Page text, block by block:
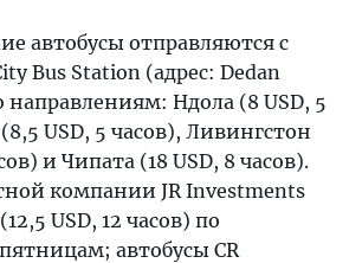
автобусы отправляются с
Bus Station (адрес: Dedan
направлениям: Ндола (8 USD, 5
USD, 5 часов), Ливингстон
и Чипата (18 USD, 8 часов).
компании JR Investments
USD, 12 часов) по
автобусы CR